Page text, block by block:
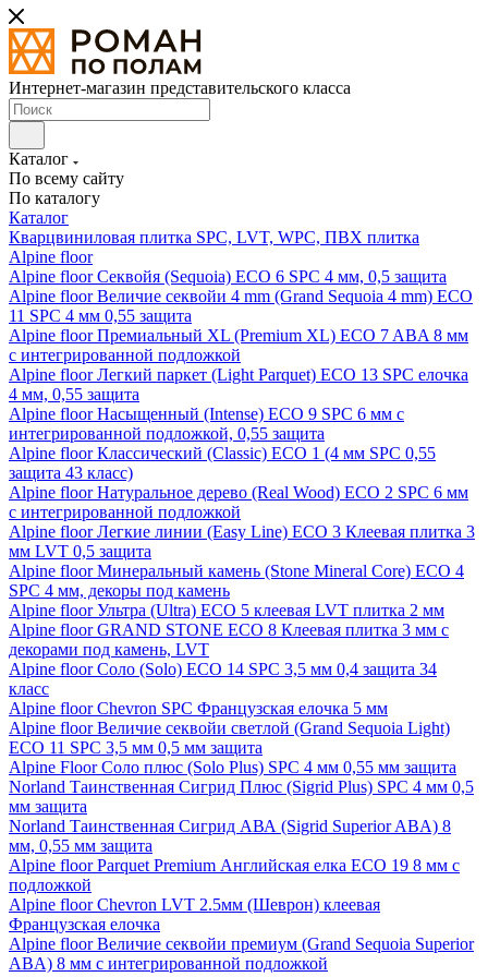
Интернет-магазин представительского класса
Каталог
По всему сайту
По каталогу
Каталог
Кварцвиниловая плитка SPC, LVT, WPC, ПВХ плитка
Alpine floor
Alpine floor Секвойя (Sequoia) ECO 6 SPC 4 мм, 0,5 защита
Alpine floor Величие секвойи 4 mm (Grand Sequoia 4 mm) ECO
11 SPC 4 мм 0,55 защита
Alpine floor Премиальный XL (Premium XL) ECO 7 ABA 8 мм
с интегрированной подложкой
Alpine floor Легкий паркет (Light Parquet) ECO 13 SPC елочка
4 мм, 0,55 защита
Alpine floor Насыщенный (Intense) ECO 9 SPC 6 мм с
интегрированной подложкой, 0,55 защита
Alpine floor Классический (Classic) ECO 1 (4 мм SPC 0,55
защита 43 класс)
Alpine floor Натуральное дерево (Real Wood) ECO 2 SPC 6 мм
с интегрированной подложкой
Alpine floor Легкие линии (Easy Line) ECO 3 Клеевая плитка 3
мм LVT 0,5 защита
Alpine floor Минеральный камень (Stone Mineral Core) ECO 4
SPC 4 мм, декоры под камень
Alpine floor Ультра (Ultra) ECO 5 клеевая LVT плитка 2 мм
Alpine floor GRAND STONE ECO 8 Клеевая плитка 3 мм с
декорами под камень, LVT
Alpine floor Соло (Solo) ECO 14 SPC 3,5 мм 0,4 защита 34
класс
Alpine floor Chevron SPC Французская елочка 5 мм
Alpine floor Величие секвойи светлой (Grand Sequoia Light)
ECO 11 SPC 3,5 мм 0,5 мм защита
Alpine Floor Соло плюс (Solo Plus) SPC 4 мм 0,55 мм защита
Norland Таинственная Сигрид Плюс (Sigrid Plus) SPC 4 мм 0,5
мм защита
Norland Таинственная Сигрид АВА (Sigrid Superior ABA) 8
мм, 0,55 мм защита
Alpine floor Parquet Premium Английская елка ECO 19 8 мм с
подложкой
Alpine floor Chevron LVT 2.5мм (Шеврон) клеевая
Французская елочка
Alpine floor Величие секвойи премиум (Grand Sequoia Superior
ABA) 8 мм с интегрированной подложкой